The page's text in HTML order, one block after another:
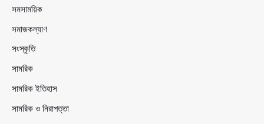
সমসাময়িক
সমাজকল্যাণ
সংস্কৃতি
সামরিক
সামরিক ইতিহাস
সামরিক ও নিরাপত্তা